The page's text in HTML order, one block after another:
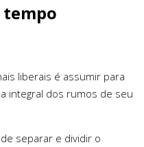
tempo
liberais é assumir para
integral dos rumos de seu
separar e dividir o